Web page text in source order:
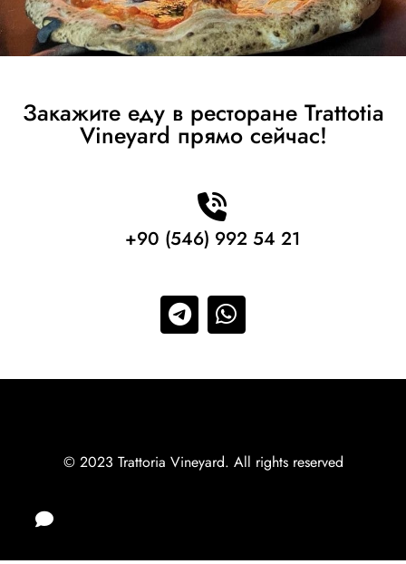
Закажите еду в ресторане Trattotia
Vineyard прямо сейчас!
+90 (546) 992 54 21
© 2023 Trattoria Vineyard. All rights reserved